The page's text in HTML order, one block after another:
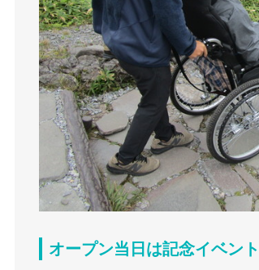
オープン当日は記念イベン